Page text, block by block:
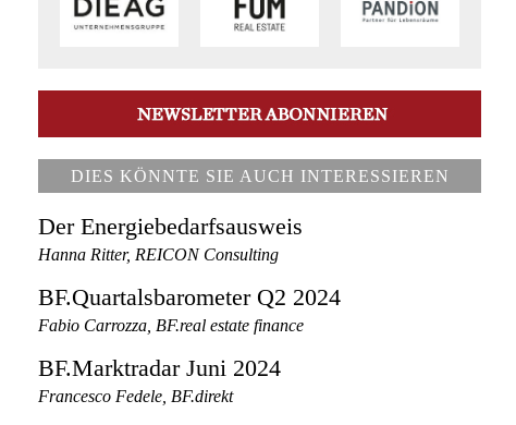
DIES KÖNNTE SIE AUCH INTERESSIEREN
Der Energiebedarfsausweis
Hanna Ritter, REICON Consulting
BF.Quartalsbarometer Q2 2024
Fabio Carrozza, BF.real estate finance
BF.Marktradar Juni 2024
Francesco Fedele, BF.direkt